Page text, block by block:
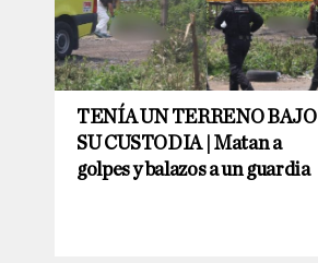
TENÍA UN TERRENO BAJO
SU CUSTODIA | Matan a
golpes y balazos a un guardia